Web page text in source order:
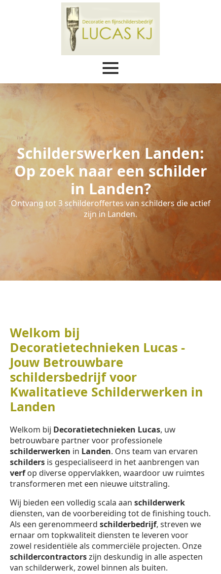
Schilderswerken Landen:
Op zoek naar een schilder
in Landen?
Ontvang tot 3 schilderoffertes van schilders die actief
zijn in Landen.
Welkom bij
Decoratietechnieken Lucas -
Jouw Betrouwbare
schildersbedrijf voor
Kwalitatieve Schilderwerken in
Landen
Welkom bij Decoratietechnieken Lucas, uw
betrouwbare partner voor professionele
schilderwerken in Landen. Ons team van ervaren
schilders is gespecialiseerd in het aanbrengen van
verfop diverse oppervlakken, waardoor uw ruimtes
transformeren met een nieuwe uitstraling.
Wij bieden een volledig scala aan schilderwerk
diensten, van de voorbereiding tot de finishing touch.
Als een gerenommeerd schilderbedrijf, streven we
ernaar om topkwaliteit diensten te leveren voor
zowel residentiële als commerciële projecten. Onze
schildercontractorszijn deskundig in alle aspecten
van schilderwerk, zowel binnen als buiten.